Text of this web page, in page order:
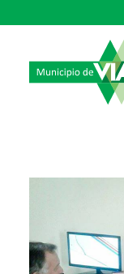
GOBIERNO
TRÁMITES Y
CIUDAD